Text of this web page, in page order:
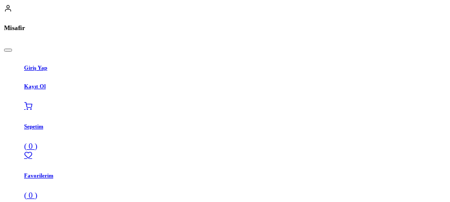
Misafir
Giriş Yap
Kayıt Ol
Sepetim
( 0 )
Favorilerim
( 0 )